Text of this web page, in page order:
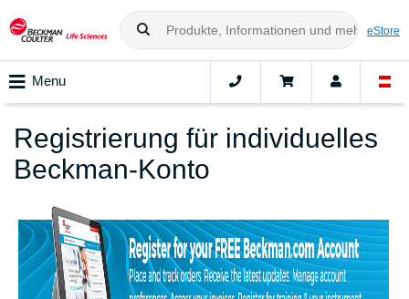
eStore
Menu
Registrierung für individuelles
Beckman-Konto